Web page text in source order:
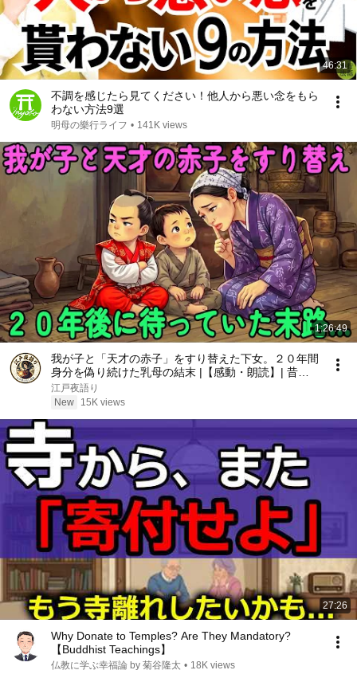
46:31
不調を感じたら見てください！他人から悪い念をもら
わない方法9選
明母の樂行ライフ • 141K views
1:26:49
我が子と「天才の赤子」をすり替えた下女。２０年間
身分を偽り続けた乳母の結末 |【感動・朗読】| 昔話 |
江戸時代の物語 | 時代劇
江戸夜語り
New
15K views
27:26
Why Donate to Temples? Are They Mandatory?
【Buddhist Teachings】
仏教に学ぶ幸福論 by 菊谷隆太 • 18K views